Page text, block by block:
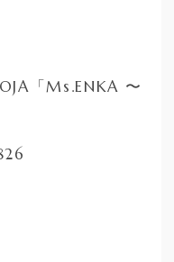
「Ms.ENKA 〜